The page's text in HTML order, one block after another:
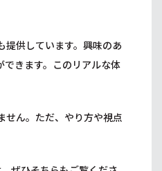
提供しています。興味のあ
きます。このリアルな体
せん。ただ、やり方や視点